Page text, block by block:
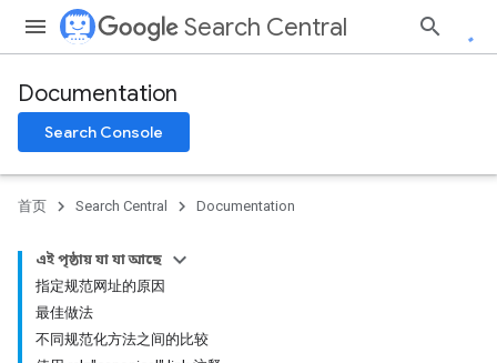
Search Central
Documentation
Search Console
首页 Search Central Documentation
এই পৃষ্ঠায় যা যা আছে
指定规范网址的原因
最佳做法
不同规范化方法之间的比较